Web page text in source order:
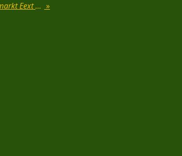
Inschrijving standhouders voor kerstmarkt Eext weer open »